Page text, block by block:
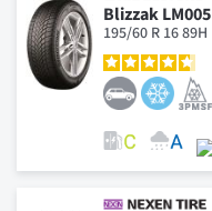
Blizzak LM005
195/60 R 16 89H